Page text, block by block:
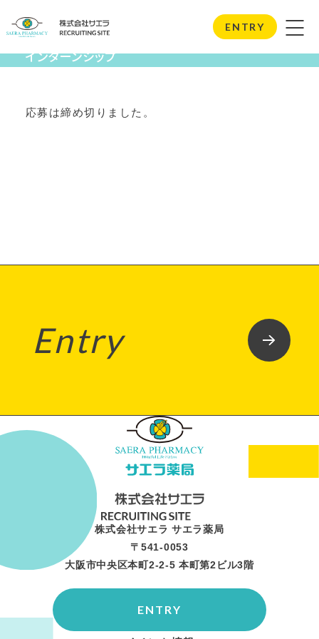
ENTRY
Internship
インターンシップ
応募は締め切りました。
Entry
株式会社サエラ サエラ薬局
〒541-0053
大阪市中央区本町2-2-5 本町第2ビル3階
ENTRY